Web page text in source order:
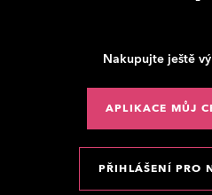
Nakupujte ještě
APLIKACE MŮJ
PŘIHLÁŠENÍ PRO